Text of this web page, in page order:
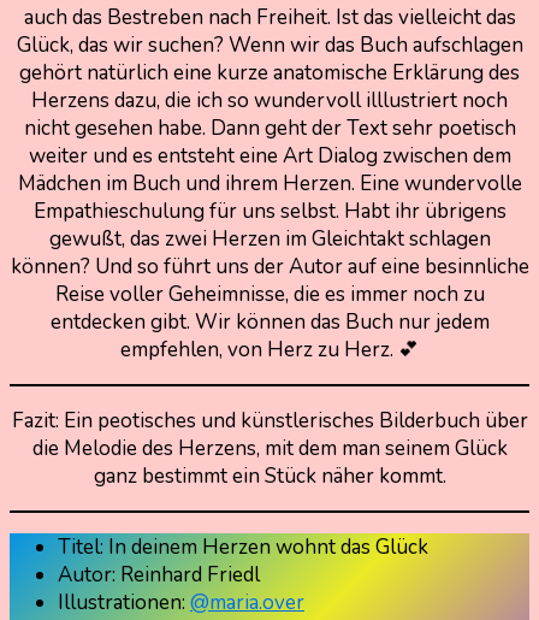
auch das Bestreben nach Freiheit. Ist das vielleicht das
Glück, das wir suchen? Wenn wir das Buch aufschlagen
gehört natürlich eine kurze anatomische Erklärung des
Herzens dazu, die ich so wundervoll illlustriert noch
nicht gesehen habe. Dann geht der Text sehr poetisch
weiter und es entsteht eine Art Dialog zwischen dem
Mädchen im Buch und ihrem Herzen. Eine wundervolle
Empathieschulung für uns selbst. Habt ihr übrigens
gewußt, das zwei Herzen im Gleichtakt schlagen
können? Und so führt uns der Autor auf eine besinnliche
Reise voller Geheimnisse, die es immer noch zu
entdecken gibt. Wir können das Buch nur jedem
empfehlen, von Herz zu Herz. 💕
Fazit: Ein peotisches und künstlerisches Bilderbuch über
die Melodie des Herzens, mit dem man seinem Glück
ganz bestimmt ein Stück näher kommt.
Titel: In deinem Herzen wohnt das Glück
Autor: Reinhard Friedl
Illustrationen: @maria.over